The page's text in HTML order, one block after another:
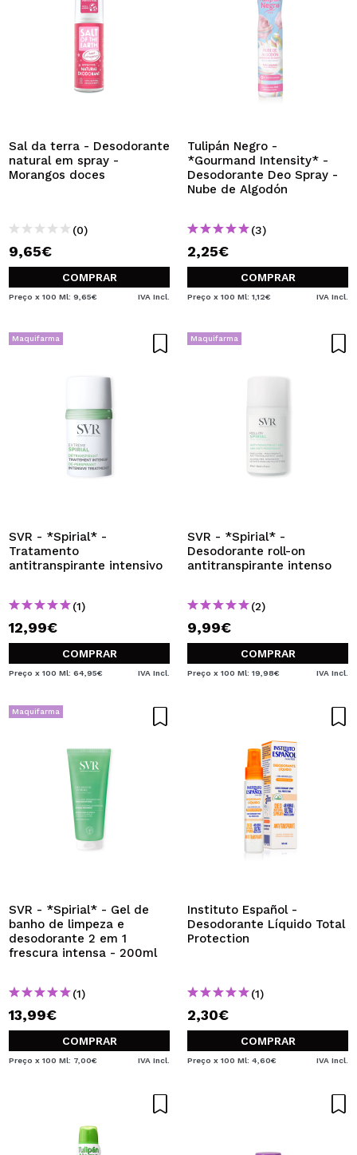
Sal da terra - Desodorante
natural em spray -
Morangos doces
(0)
9,65€
COMPRAR
Preço x 100 Ml: 9,65€ IVA Incl.
Tulipán Negro -
*Gourmand Intensity* -
Desodorante Deo Spray -
Nube de Algodón
(3)
2,25€
COMPRAR
Preço x 100 Ml: 1,12€ IVA Incl.
Maquifarma
SVR - *Spirial* -
Tratamento
antitranspirante intensivo
(1)
12,99€
COMPRAR
Preço x 100 Ml: 64,95€ IVA Incl.
Maquifarma
SVR - *Spirial* -
Desodorante roll-on
antitranspirante intenso
(2)
9,99€
COMPRAR
Preço x 100 Ml: 19,98€ IVA Incl.
Maquifarma
SVR - *Spirial* - Gel de
banho de limpeza e
desodorante 2 em 1
frescura intensa - 200ml
(1)
13,99€
COMPRAR
Preço x 100 Ml: 7,00€ IVA Incl.
Instituto Español -
Desodorante Líquido Total
Protection
(1)
2,30€
COMPRAR
Preço x 100 Ml: 4,60€ IVA Incl.